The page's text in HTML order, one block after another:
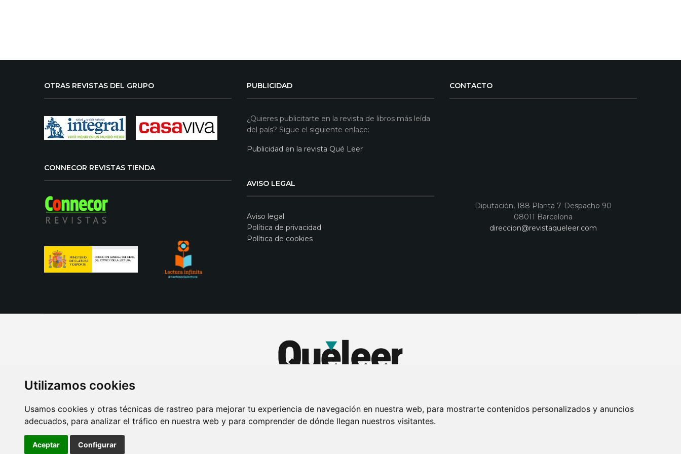
Utilizamos cookies
Usamos cookies y otras técnicas de rastreo para mejorar tu experiencia de navegación en nuestra web, para mostrarte contenidos personalizados y anuncios
adecuados, para analizar el tráfico en nuestra web y para comprender de dónde llegan nuestros visitantes.
Aceptar Configurar
OTRAS REVISTAS DEL GRUPO
CONNECOR REVISTAS TIENDA
PUBLICIDAD
¿Quieres publicitarte en la revista de libros más leída
del país? Sigue el siguiente enlace:
Publicidad en la revista Qué Leer
AVISO LEGAL
Aviso legal
Política de privacidad
Política de cookies
CONTACTO
Diputación, 188 Planta 7 Despacho 90
08011 Barcelona
direccion@revistaqueleer.com
AVISO LEGAL POLITICA DE COOKIES POLITICA DE PRIVACIDAD PUBLICIDAD EN LA REVISTA QUÉ LEER SORTEO-PREESTRENOS